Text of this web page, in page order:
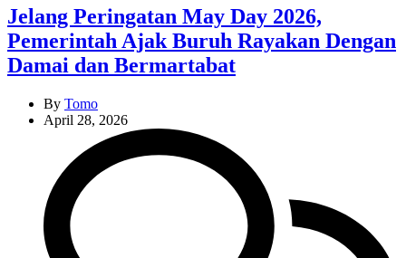
Jelang Peringatan May Day 2026,
Pemerintah Ajak Buruh Rayakan Dengan
Damai dan Bermartabat
By Tomo
April 28, 2026